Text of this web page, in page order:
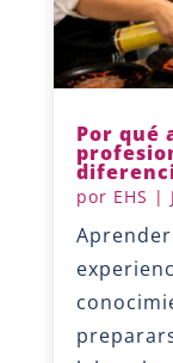
Por qué
por EHS |